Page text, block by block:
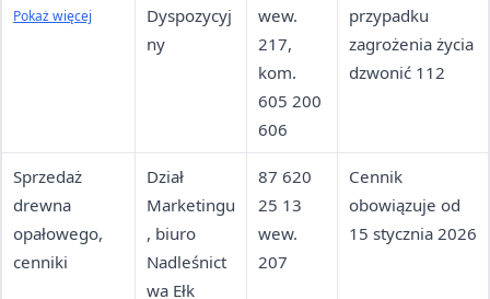
lesie (pożar,
Pokaż więcej
Dyspozycyj
ny
wew.
217,
kom.
605 200
606
przypadku
zagrożenia życia
dzwonić 112
Sprzedaż
drewna
opałowego,
cenniki
Dział
Marketingu
, biuro
Nadleśnict
wa Ełk
87 620
25 13
wew.
207
Cennik
obowiązuje od
15 stycznia 2026